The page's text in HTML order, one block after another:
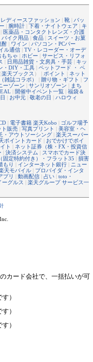
レディースファッション | 靴 | バッ
| 腕時計 | 下着・ナイトウェア | キ
| 医薬品・コンタクトレンズ・介護
バイク用品 | 食品 | スイーツ・お菓
酎 | ワイン | パソコン・PCパー
ル通信 | TV・レコーダー・オーデ
もちゃ | ホビー | サービス・リフォ
| 日用品雑貨・文房具・手芸 | キッ
・DIY・工具 | ペットフード ・ ペ
楽天ブックス ） | ポイント | ネット
雑誌コラボ） | 贈り物・ギフト | フ
ーゾーン | サンリオゾーン | まち
| 開催中イベント一覧 | 福袋＆
| お中元 | 敬老の日 | ハロウィ
| 電子書籍 楽天Kobo | ゴルフ場予
ト販売 | 写真プリント | 美容室・ヘ
・アウトソーシング | 楽天スーパー
ポイントカード | おでかけでポイ
ト | ネット証券（株・FX・投資信
| 決済システム | スマホでカード決
固定特約付き）・フラット35 | 損害
もり | インターネット銀行 | ニュー
天モバイル | プロバイダ・インタ
プリ | 動画配信 | 占い | toto・
ーグルス | 楽天グループ サービス一
カード会社で、一括払いが可
）
）
）